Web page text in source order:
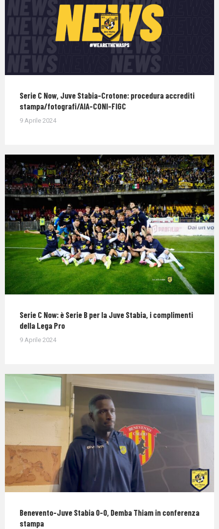
Serie C Now, Juve Stabia-Crotone: procedura accrediti
stampa/fotografi/AIA-CONI-FIGC
9 Aprile 2024
Serie C Now: è Serie B per la Juve Stabia, i complimenti
della Lega Pro
9 Aprile 2024
Benevento-Juve Stabia 0-0, Demba Thiam in conferenza
stampa